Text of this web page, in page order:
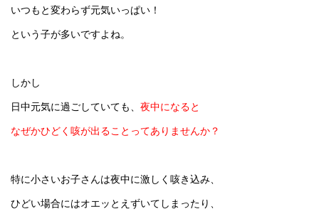
いつもと変わらず元気いっぱい！
という子が多いですよね。
しかし
日中元気に過ごしていても、 夜中になると
なぜかひどく咳が出ることってありませんか？
特に小さいお子さんは夜中に激しく咳き込み、
ひどい場合にはオエッとえずいてしまったり、